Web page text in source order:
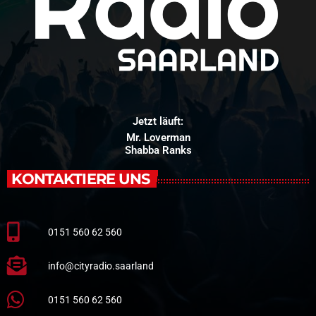
Jetzt läuft:
Mr. Loverman
Shabba Ranks
KONTAKTIERE UNS
0151 560 62 560
info@cityradio.saarland
0151 560 62 560